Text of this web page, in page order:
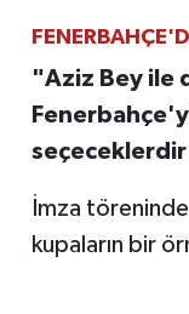
"Aziz Bey ile
İmza
kupaların bir